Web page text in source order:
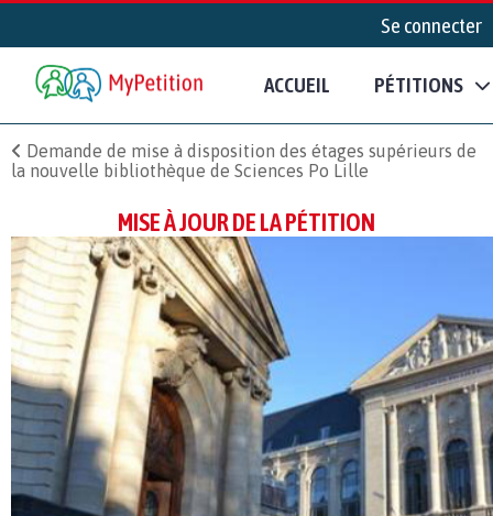
Se connecter
ACCUEIL PÉTITIONS
Demande de mise à disposition des étages supérieurs de
la nouvelle bibliothèque de Sciences Po Lille
MISE À JOUR DE LA PÉTITION